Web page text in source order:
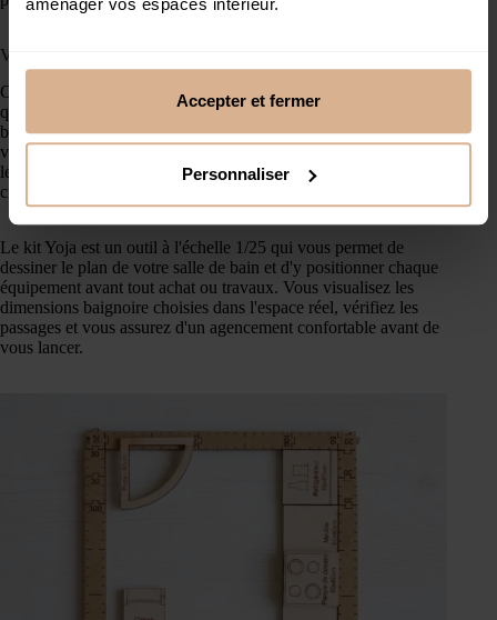
aménager vos espaces intérieur.
Accepter et fermer
Personnaliser
Visualisez les dimensions de votre baignoire avec le kit Yoja
Choisir les dimensions d'une baignoire, c'est d'abord vérifier
qu'elle s'intègre dans l'espace réel de votre salle de bain. Une
baignoire de 170 x 70 cm occupe un volume concret — et ce
volume change selon le côté accessible, la position de la porte et
les autres équipements. Un mauvais positionnement réduit la
circulation ou rend l'accès au lavabo peu pratique.
Le kit Yoja est un outil à l'échelle 1/25 qui vous permet de
dessiner le plan de votre salle de bain et d'y positionner chaque
équipement avant tout achat ou travaux. Vous visualisez les
dimensions baignoire choisies dans l'espace réel, vérifiez les
passages et vous assurez d'un agencement confortable avant de
vous lancer.